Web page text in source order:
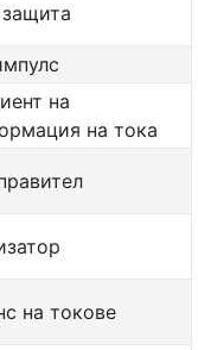
на
на тока
на токове